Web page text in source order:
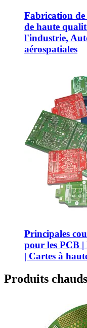
Fabrication
de haute
l'industrie,
aérospatiales
Principales
pour les PCB
| Cartes à
Produits chauds